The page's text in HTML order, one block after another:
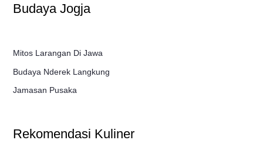
Budaya Jogja
Mitos Larangan Di Jawa
Budaya Nderek Langkung
Jamasan Pusaka
Rekomendasi Kuliner